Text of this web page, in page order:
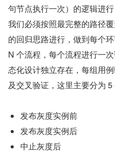
句节点执行一次）的逻辑进
我们必须按照最完整的路径
的回归思路进行，做到每个
N 个流程，每个流程进行一
态化设计独立存在，每组用
及交叉验证，这里主要分为 5
发布灰度实例前
发布灰度实例后
中止灰度后